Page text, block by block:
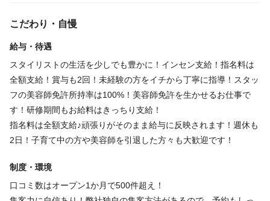
お客様の声を聴くことで深まっていく、関わる人たちの大切な物
語を共に作り続けていけるサロンを目指しています。
こだわり・自慢
給与・待遇
スタイリストの生活を少しでも豊かに！インセン支給！指名料は
全額支給！賞与も2回！未経験の方をイチから丁寧に指導！スタッ
フの美容師免許所持率は100%！美容師免許を生かせるお仕事で
す！研修期間もお給料はきっちり支給！
指名料は全額支給♪頑張りがそのまま給与に反映されます！週休も
2日！子育て中の方や美容師を引退した方々も大歓迎です！
制度・環境
口コミ数はオープン1か月で500件超え！